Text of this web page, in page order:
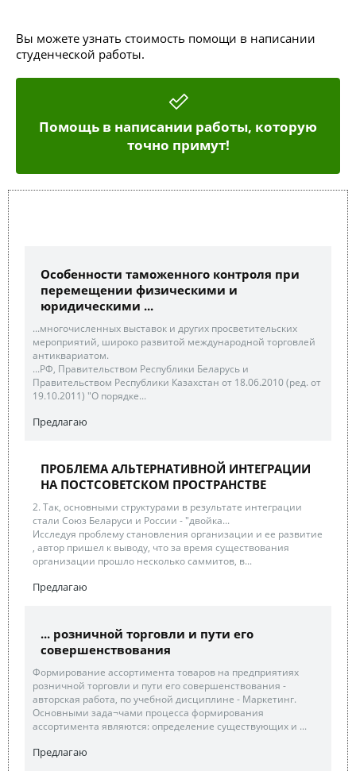
Вы можете узнать стоимость помощи в написании
студенческой работы.
Помощь в написании работы, которую
точно примут!
Особенности таможенного контроля при
перемещении физическими и
юридическими ...
...многочисленных выставок и других просветительских
мероприятий, широко развитой международной торговлей
антиквариатом.
...РФ, Правительством Республики Беларусь и
Правительством Республики Казахстан от 18.06.2010 (ред. от
19.10.2011) "О порядке...
Предлагаю
ПРОБЛЕМА АЛЬТЕРНАТИВНОЙ ИНТЕГРАЦИИ
НА ПОСТСОВЕТСКОМ ПРОСТРАНСТВЕ
2. Так, основными структурами в результате интеграции
стали Союз Беларуси и России - "двойка...
Исследуя проблему становления организации и ее развитие
, автор пришел к выводу, что за время существования
организации прошло несколько саммитов, в...
Предлагаю
... розничной торговли и пути его
совершенствования
Формирование ассортимента товаров на предприятиях
розничной торговли и пути его совершенствования -
авторская работа, по учебной дисциплине - Маркетинг.
Основными зада¬чами процесса формирования
ассортимента являются: определение существующих и ...
Предлагаю